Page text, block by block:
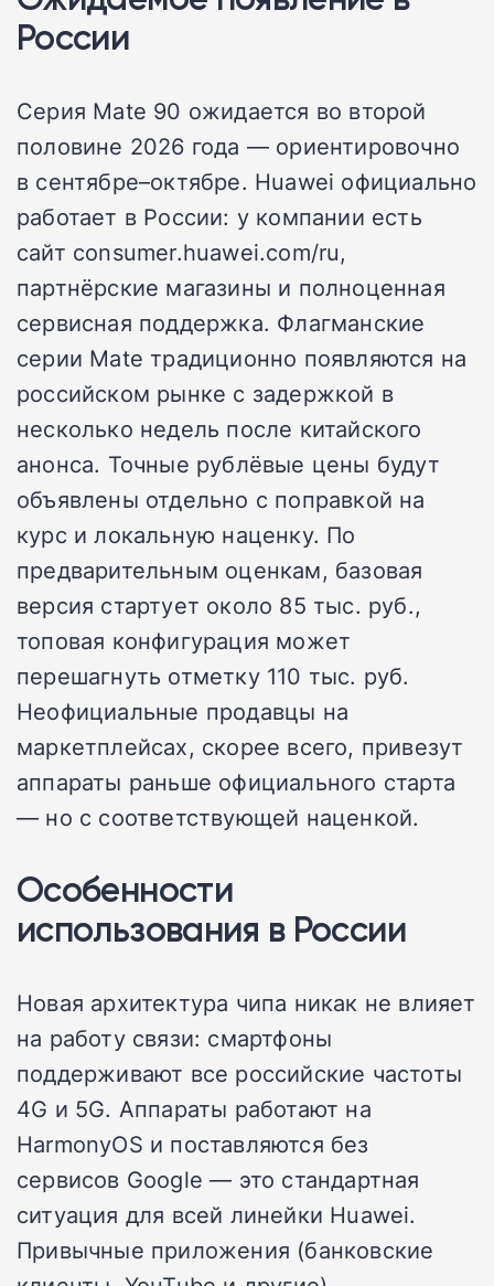
России
Серия Mate 90 ожидается во второй
половине 2026 года — ориентировочно
в сентябре–октябре. Huawei официально
работает в России: у компании есть
сайт consumer.huawei.com/ru,
партнёрские магазины и полноценная
сервисная поддержка. Флагманские
серии Mate традиционно появляются на
российском рынке с задержкой в
несколько недель после китайского
анонса. Точные рублёвые цены будут
объявлены отдельно с поправкой на
курс и локальную наценку. По
предварительным оценкам, базовая
версия стартует около 85 тыс. руб.,
топовая конфигурация может
перешагнуть отметку 110 тыс. руб.
Неофициальные продавцы на
маркетплейсах, скорее всего, привезут
аппараты раньше официального старта
— но с соответствующей наценкой.
Особенности
использования в России
Новая архитектура чипа никак не влияет
на работу связи: смартфоны
поддерживают все российские частоты
4G и 5G. Аппараты работают на
HarmonyOS и поставляются без
сервисов Google — это стандартная
ситуация для всей линейки Huawei.
Привычные приложения (банковские